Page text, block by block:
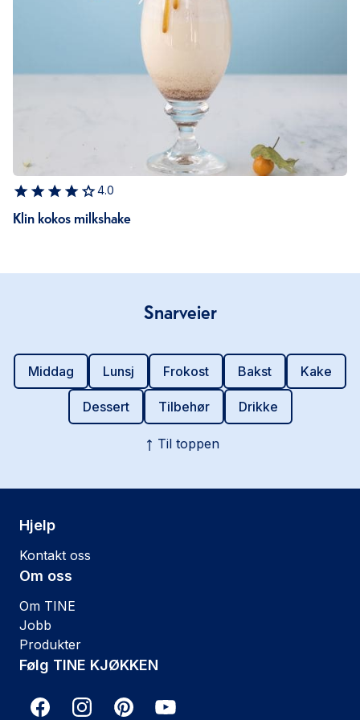
4.0
Klin kokos milkshake
Snarveier
Middag Lunsj Frokost Bakst Kake
Dessert Tilbehør Drikke
Til toppen
Hjelp
Kontakt oss
Om oss
Om TINE
Jobb
Produkter
Følg TINE KJØKKEN